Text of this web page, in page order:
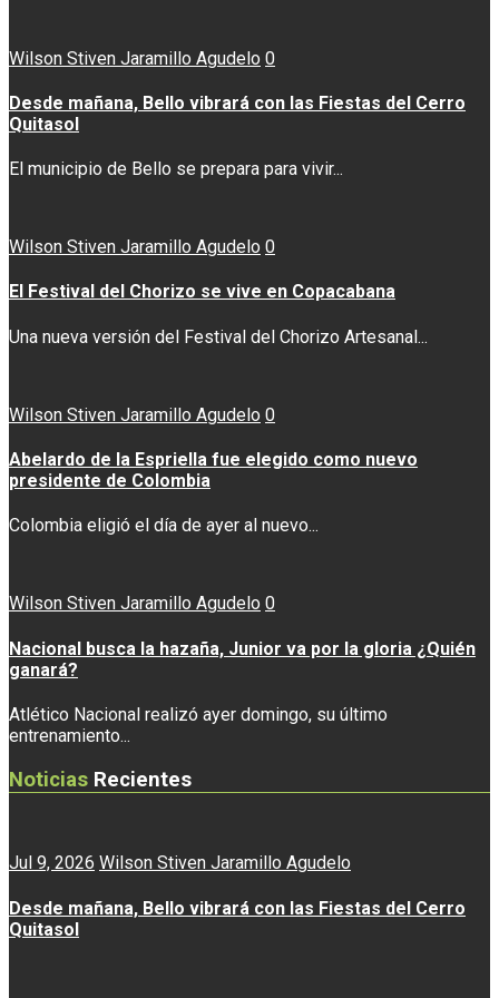
Wilson Stiven Jaramillo Agudelo 0
Desde mañana, Bello vibrará con las Fiestas del Cerro
Quitasol
El municipio de Bello se prepara para vivir...
Wilson Stiven Jaramillo Agudelo 0
El Festival del Chorizo se vive en Copacabana
Una nueva versión del Festival del Chorizo Artesanal...
Wilson Stiven Jaramillo Agudelo 0
Abelardo de la Espriella fue elegido como nuevo
presidente de Colombia
Colombia eligió el día de ayer al nuevo...
Wilson Stiven Jaramillo Agudelo 0
Nacional busca la hazaña, Junior va por la gloria ¿Quién
ganará?
Atlético Nacional realizó ayer domingo, su último
entrenamiento...
Noticias Recientes
Jul 9, 2026 Wilson Stiven Jaramillo Agudelo
Desde mañana, Bello vibrará con las Fiestas del Cerro
Quitasol